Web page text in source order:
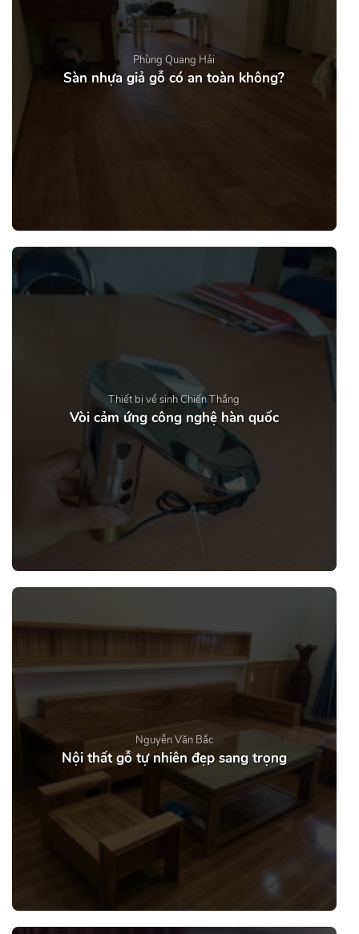
Phùng Quang Hải
Sàn nhựa giả gỗ có an toàn không?
Thiết bị về sinh Chiến Thắng
Vòi cảm ứng công nghệ hàn quốc
Nguyễn Văn Bắc
Nội thất gỗ tự nhiên đẹp sang trọng